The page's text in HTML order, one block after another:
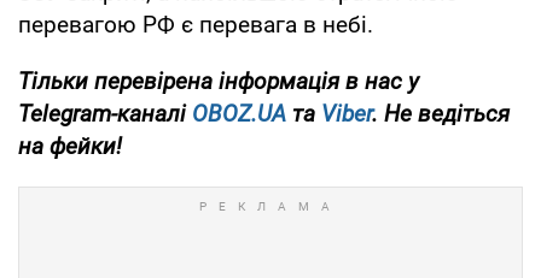
перевагою РФ є перевага в небі.
Тільки перевірена інформація в нас у
Telegram-каналі OBOZ.UA та Viber. Не ведіться
на фейки!